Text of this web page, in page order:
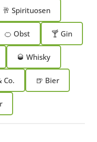
🥂 Spirituosen
🍊 Obst 🍸 Gin
🥃 Whisky
Co. 🍺 Bier